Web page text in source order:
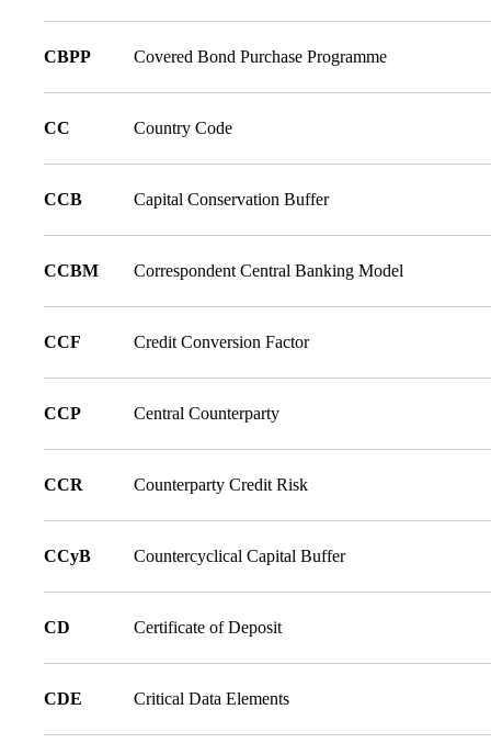
CBPP Covered Bond Purchase Programme
CC Country Code
CCB Capital Conservation Buffer
CCBM Correspondent Central Banking Model
CCF Credit Conversion Factor
CCP Central Counterparty
CCR Counterparty Credit Risk
CCyB Countercyclical Capital Buffer
CD Certificate of Deposit
CDE Critical Data Elements